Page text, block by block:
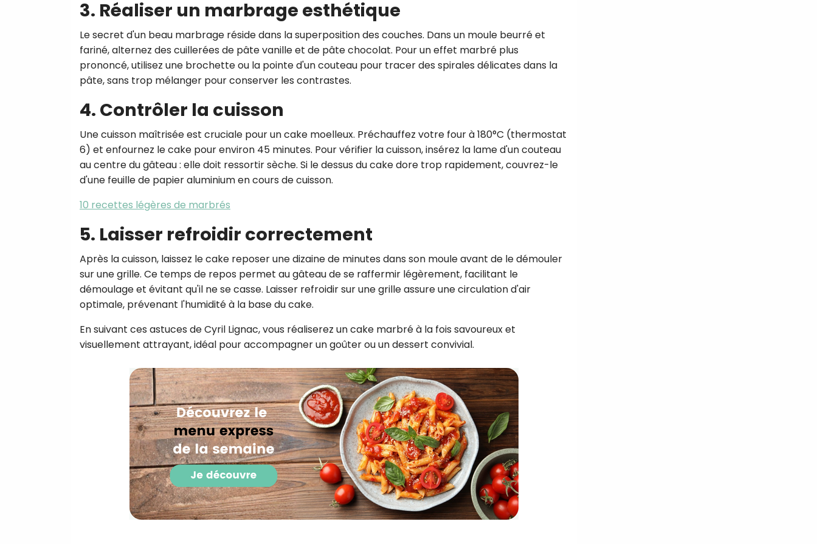
3. Réaliser un marbrage esthétique
Le secret d'un beau marbrage réside dans la superposition des couches. Dans un moule beurré et
fariné, alternez des cuillerées de pâte vanille et de pâte chocolat. Pour un effet marbré plus
prononcé, utilisez une brochette ou la pointe d'un couteau pour tracer des spirales délicates dans la
pâte, sans trop mélanger pour conserver les contrastes.
4. Contrôler la cuisson
Une cuisson maîtrisée est cruciale pour un cake moelleux. Préchauffez votre four à 180°C (thermostat
6) et enfournez le cake pour environ 45 minutes. Pour vérifier la cuisson, insérez la lame d'un couteau
au centre du gâteau : elle doit ressortir sèche. Si le dessus du cake dore trop rapidement, couvrez-le
d'une feuille de papier aluminium en cours de cuisson.
10 recettes légères de marbrés
5. Laisser refroidir correctement
Après la cuisson, laissez le cake reposer une dizaine de minutes dans son moule avant de le démouler
sur une grille. Ce temps de repos permet au gâteau de se raffermir légèrement, facilitant le
démoulage et évitant qu'il ne se casse. Laisser refroidir sur une grille assure une circulation d'air
optimale, prévenant l'humidité à la base du cake.
En suivant ces astuces de Cyril Lignac, vous réaliserez un cake marbré à la fois savoureux et
visuellement attrayant, idéal pour accompagner un goûter ou un dessert convivial.